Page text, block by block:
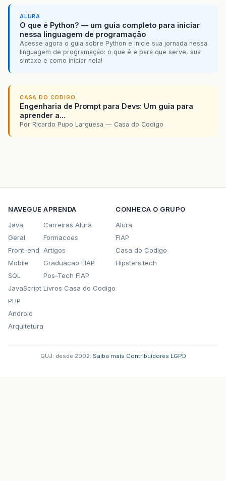
ALURA
O que é Python? — um guia completo para iniciar
nessa linguagem de programação
Acesse agora o guia sobre Python e inicie sua jornada nessa
linguagem de programação: o que é e para que serve, sua
sintaxe e como iniciar nela!
CASA DO CODIGO
Engenharia de Prompt para Devs: Um guia para
aprender a...
Por Ricardo Pupo Larguesa — Casa do Codigo
NAVEGUE
Java
Geral
Front-end
Mobile
SQL
JavaScript
PHP
Android
Arquitetura
APRENDA
Carreiras Alura
Formacoes
Artigos
Graduacao FIAP
Pos-Tech FIAP
Livros Casa do Codigo
CONHECA O GRUPO
Alura
FIAP
Casa do Codigo
Hipsters.tech
GUJ: desde 2002. Saiba mais Contribuidores LGPD